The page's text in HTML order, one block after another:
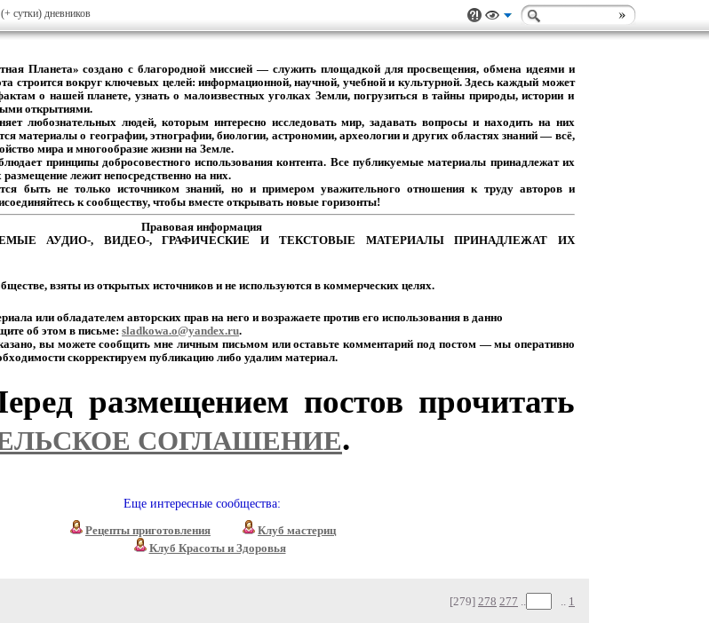
сутки) дневников
Планета» создано с благородной миссией — служитьплощадкойдляпросвещения, обмена идеями и
строитсявокругключевых целей: информационной, научной, учебнойи культурной.Здеськаждый может
о нашейпланете, узнатьо малоизвестныхуголках Земли,погрузиться втайны природы,истории и
открытиями.
любознательныхлюдей,которыминтересно исследоватьмир, задавать вопросы и находить на них
материалы о географии,этнографии, биологии, астрономии,археологиии другихобластяхзнаний — всё,
мира и многообразие жизни на Земле.
принципыдобросовестного использования контента. Всепубликуемые материалы принадлежатих
размещение лежитнепосредственно на них.
бытьнетолько источником знаний, но ипримеромуважительного отношения ктрудуавторови
ксообществу, чтобы вместе открывать новые горизонты!
Правовая информация
АУДИО-, ВИДЕО-,ГРАФИЧЕСКИЕ ИТЕКСТОВЫЕ МАТЕРИАЛЫПРИНАДЛЕЖАТ ИХ
взяты из открытых источников и не используются в коммерческих целях.
или обладателем авторских прав на него и возражаете против его использования в данно
об этом в письме: sladkowa.o@yandex.ru.
выможетесообщить мне личнымписьмомилиоставьте комментарий подпостом— мы оперативно
скорректируем публикацию либо удалим материал.
размещением постов прочитать
СОГЛАШЕНИЕ.
Еще интересные сообщества:
Рецепты приготовления
Клуб мастериц
Клуб Красоты и Здоровья
[279] 278 277 1